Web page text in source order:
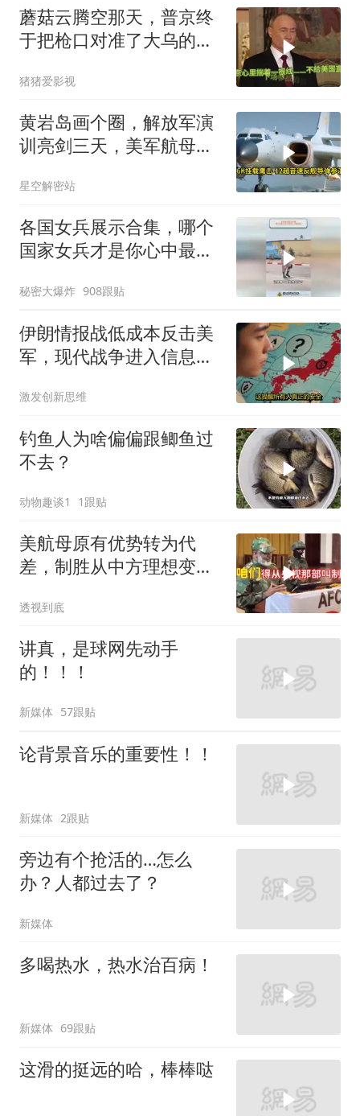
蘑菇云腾空那天，普京终
于把枪口对准了大乌的军
猪猪爱影视
黄岩岛画个圈，解放军演
训亮剑三天，美军航母从
星空解密站
各国女兵展示合集，哪个
国家女兵才是你心中最飒
秘密大爆炸 908跟贴
伊朗情报战低成本反击美
军，现代战争进入信息战
激发创新思维
钓鱼人为啥偏偏跟鲫鱼过
不去？
动物趣谈1 1跟贴
美航母原有优势转为代
差，制胜从中方理想变为
透视到底
讲真，是球网先动手
的！！！
新媒体 57跟贴
论背景音乐的重要性！！
新媒体 2跟贴
旁边有个抢活的…怎么
办？人都过去了？
新媒体
多喝热水，热水治百病！
新媒体 69跟贴
这滑的挺远的哈，棒棒哒